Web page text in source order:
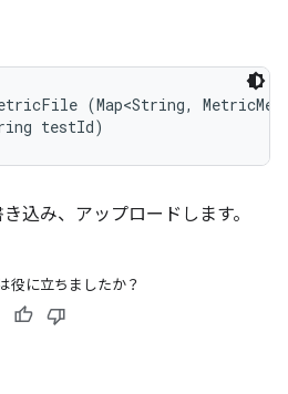
(Map<String,
testId)
込み、アップロードします。
役に立ちましたか？